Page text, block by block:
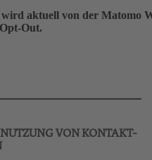
VON KONTAKT-